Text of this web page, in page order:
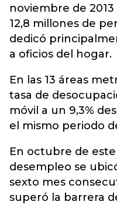
noviembre de
12,8 millones de
dedicó
a oficios del hogar.
En las 13 áreas
tasa de
móvil a un 9,3%
el mismo periodo
En octubre de
desempleo se
sexto mes
superó la barrera